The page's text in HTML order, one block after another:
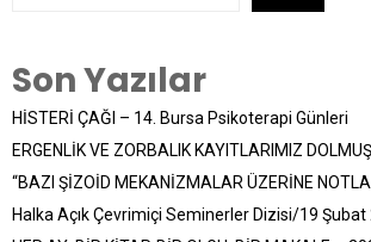
Son Yazılar
HİSTERİ ÇAĞI – 14. Bursa Psikoterapi Günleri
ERGENLİK VE ZORBALIK KAYITLARIMIZ
“BAZI ŞİZOİD MEKANİZMALAR ÜZERİNE
Halka Açık Çevrimiçi Seminerler Dizisi/19 Şubat